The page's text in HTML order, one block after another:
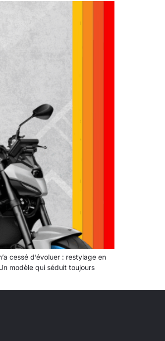
cessé d’évoluer : restylage en
modèle qui séduit toujours